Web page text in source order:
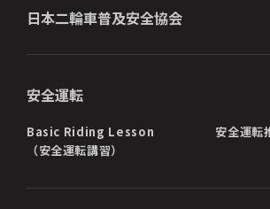
日本二輪車普及安全協会
安全運転
Basic Riding Lesson
（安全運転講習）
安全運転